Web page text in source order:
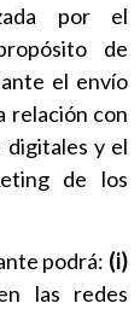
por el
de
el envío
relación con
digitales y el
de los
podrá: (i)
las redes